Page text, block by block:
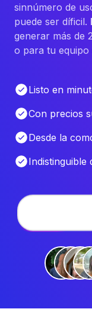
sinnúmero de
puede ser díficil.
generar más de
o para tu equipo
Listo en
Con precios
Desde la
Indistinguible